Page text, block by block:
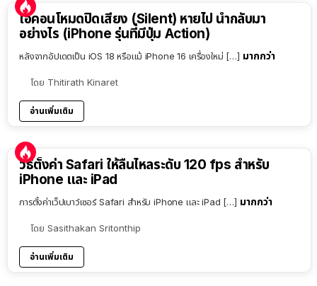
ไอคอนโหมดปิดเสียง (Silent) หายไป นำกลับมา
อย่างไร (iPhone รุ่นที่มีปุ่ม Action)
หลังจากอัปเดตเป็น iOS 18 หรือแม้ iPhone 16 เครื่องใหม่ […] มากกว่า
โดย Thitirath Kinaret
อ่านเพิ่มเติม
วิธีตั้งค่า Safari ให้ลื่นไหลระดับ 120 fps สำหรับ
iPhone และ iPad
การตั้งค่าเว็ปเบาว์เซอร์ Safari สำหรับ iPhone และ iPad […] มากกว่า
โดย Sasithakan Sritonthip
อ่านเพิ่มเติม